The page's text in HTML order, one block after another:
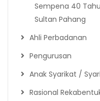
Sempena 40
Sultan Pahang
Ahli Perbadanan
Pengurusan
Anak Syarikat /
Rasional